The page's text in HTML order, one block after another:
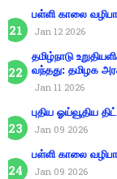
பள்ளி காலை
Jan 12 2026
தமிழ்நாடு
வந்தது: தமிழக
Jan 11 2026
புதிய ஓய்வூதிய
Jan 09 2026
பள்ளி காலை
Jan 09 2026